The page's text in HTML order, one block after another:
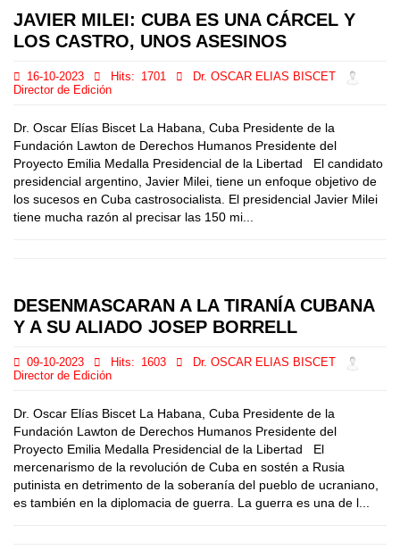
JAVIER MILEI: CUBA ES UNA CÁRCEL Y
LOS CASTRO, UNOS ASESINOS
16-10-2023 Hits: 1701
Dr. OSCAR ELIAS BISCET
Director de Edición
Dr. Oscar Elías Biscet La Habana, Cuba Presidente de la
Fundación Lawton de Derechos Humanos Presidente del
Proyecto Emilia Medalla Presidencial de la Libertad El candidato
presidencial argentino, Javier Milei, tiene un enfoque objetivo de
los sucesos en Cuba castrosocialista. El presidencial Javier Milei
tiene mucha razón al precisar las 150 mi...
DESENMASCARAN A LA TIRANÍA CUBANA
Y A SU ALIADO JOSEP BORRELL
09-10-2023 Hits: 1603
Dr. OSCAR ELIAS BISCET
Director de Edición
Dr. Oscar Elías Biscet La Habana, Cuba Presidente de la
Fundación Lawton de Derechos Humanos Presidente del
Proyecto Emilia Medalla Presidencial de la Libertad El
mercenarismo de la revolución de Cuba en sostén a Rusia
putinista en detrimento de la soberanía del pueblo de ucraniano,
es también en la diplomacia de guerra. La guerra es una de l...